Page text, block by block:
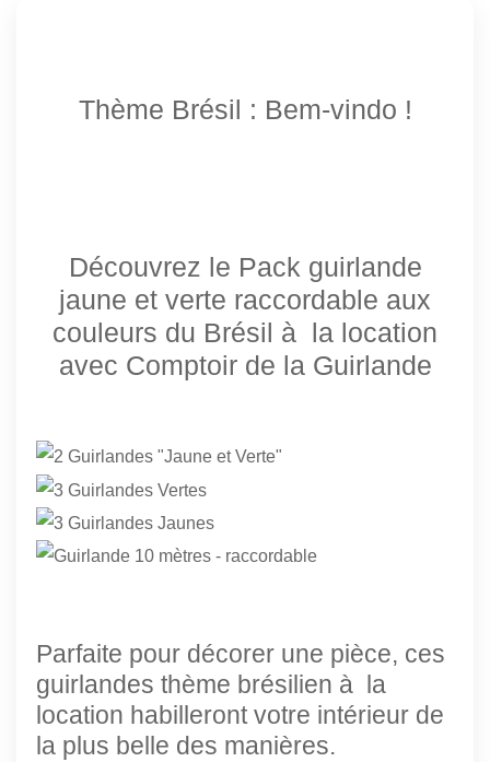
Thème Brésil : Bem-vindo !
Découvrez le Pack guirlande
jaune et verte raccordable aux
couleurs du Brésil à la location
avec Comptoir de la Guirlande
Parfaite pour décorer une pièce, ces
guirlandes thème brésilien à la
location habilleront votre intérieur de
la plus belle des manières.